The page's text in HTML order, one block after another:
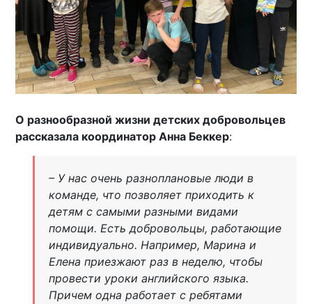
О разнообразной жизни детских добровольцев
рассказала координатор Анна Беккер:
– У нас очень разноплановые люди в
команде, что позволяет приходить к
детям с самыми разными видами
помощи. Есть добровольцы, работающие
индивидуально. Например, Марина и
Елена приезжают раз в неделю, чтобы
провести уроки английского языка.
Причем одна работает с ребятами